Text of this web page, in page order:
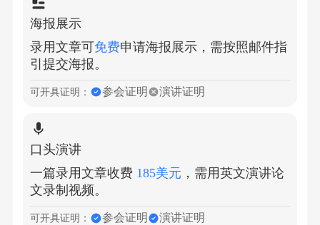
海报展示
录用文章可免费申请海报展示，需按照邮件指
引提交海报。
可开具证明： 参会证明 演讲证明
口头演讲
一篇录用文章收费 185美元 ，需用英文演讲论
文录制视频。
可开具证明： 参会证明 演讲证明